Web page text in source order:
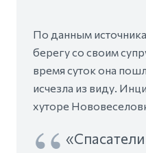
По данным
берегу со своим
время суток она
исчезла из виду.
хуторе
«Спасатели